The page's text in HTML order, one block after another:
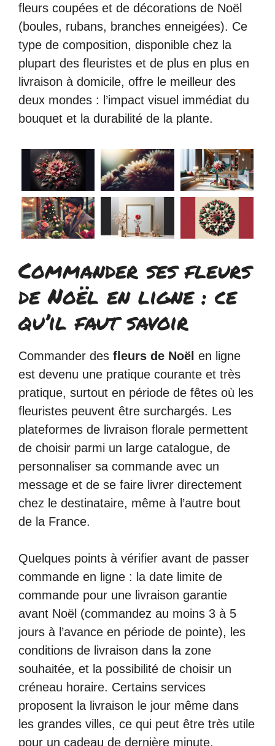
fleurs coupées et de décorations de Noël
(boules, rubans, branches enneigées). Ce
type de composition, disponible chez la
plupart des fleuristes et de plus en plus en
livraison à domicile, offre le meilleur des
deux mondes : l’impact visuel immédiat du
bouquet et la durabilité de la plante.
Commander ses fleurs
de Noël en ligne : ce
qu’il faut savoir
Commander des fleurs de Noël en ligne
est devenu une pratique courante et très
pratique, surtout en période de fêtes où les
fleuristes peuvent être surchargés. Les
plateformes de livraison florale permettent
de choisir parmi un large catalogue, de
personnaliser sa commande avec un
message et de se faire livrer directement
chez le destinataire, même à l’autre bout
de la France.
Quelques points à vérifier avant de passer
commande en ligne : la date limite de
commande pour une livraison garantie
avant Noël (commandez au moins 3 à 5
jours à l’avance en période de pointe), les
conditions de livraison dans la zone
souhaitée, et la possibilité de choisir un
créneau horaire. Certains services
proposent la livraison le jour même dans
les grandes villes, ce qui peut être très utile
pour un cadeau de dernière minute.